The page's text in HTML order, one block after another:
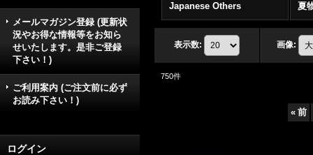
メールマガジン登録 (更新状
況やお得な情報等をお知ら
せいたします。是非ご登録
下さい！)
ご利用案内 (ご注文前に必ず
お読み下さい！)
ログイン
Japanese Others 夏
表示数: 画像:
750件
« 前